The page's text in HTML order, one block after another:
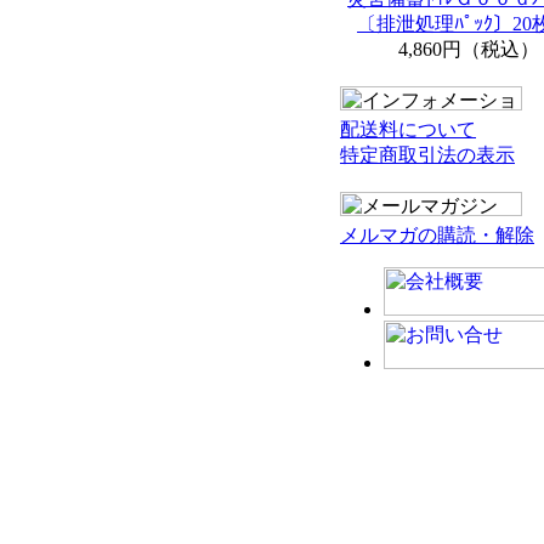
〔排泄処理ﾊﾟｯｸ〕20
4,860円（税込）
配送料について
特定商取引法の表示
メルマガの購読・解除